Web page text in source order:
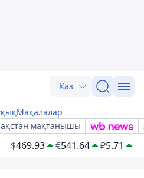
Қаз
Мақалалар
мақтанышы
$469.93 €541.64 ₽5.71